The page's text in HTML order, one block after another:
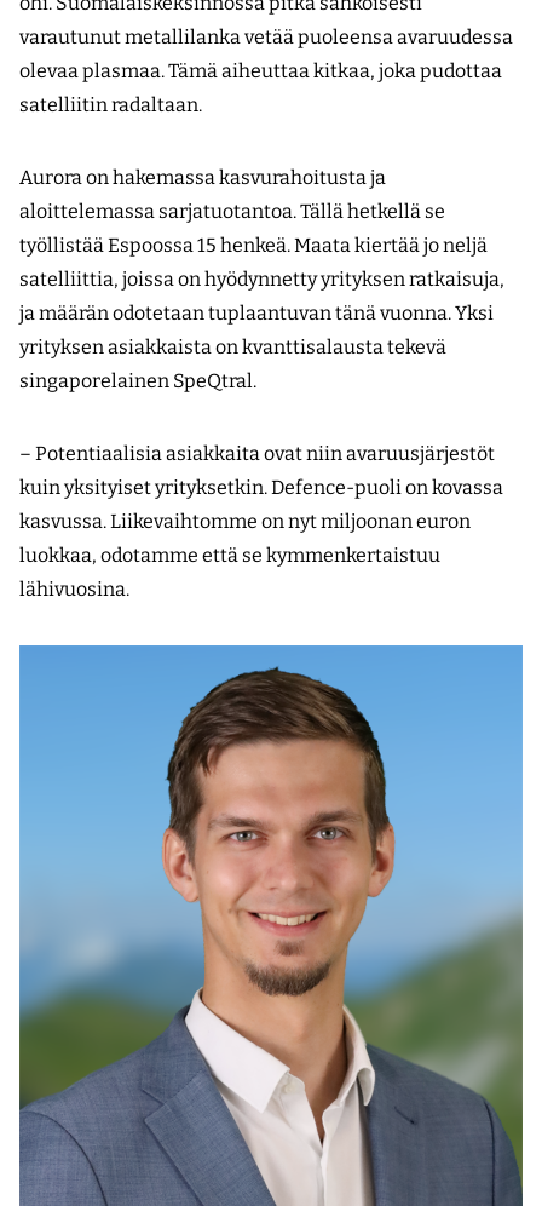
varautunut metallilanka vetää puoleensa avaruudessa
olevaa plasmaa. Tämä aiheuttaa kitkaa, joka pudottaa
satelliitin radaltaan.
Aurora on hakemassa kasvurahoitusta ja
aloittelemassa sarjatuotantoa. Tällä hetkellä se
työllistää Espoossa 15 henkeä. Maata kiertää jo neljä
satelliittia, joissa on hyödynnetty yrityksen ratkaisuja,
ja määrän odotetaan tuplaantuvan tänä vuonna. Yksi
yrityksen asiakkaista on kvanttisalausta tekevä
singaporelainen SpeQtral.
– Potentiaalisia asiakkaita ovat niin avaruusjärjestöt
kuin yksityiset yrityksetkin. Defence-puoli on kovassa
kasvussa. Liikevaihtomme on nyt miljoonan euron
luokkaa, odotamme että se kymmenkertaistuu
lähivuosina.